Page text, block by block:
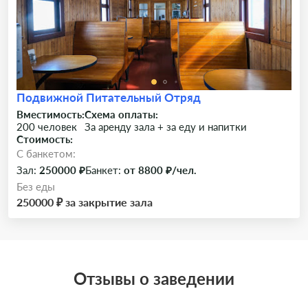
Подвижной Питательный Отряд
Вместимость:
200 человек
Схема оплаты:
За аренду зала + за еду и напитки
Стоимость:
C банкетом:
Зал: 250000 ₽Банкет: от 8800 ₽/чел.
Без еды
250000 ₽ за закрытие зала
Отзывы о заведении